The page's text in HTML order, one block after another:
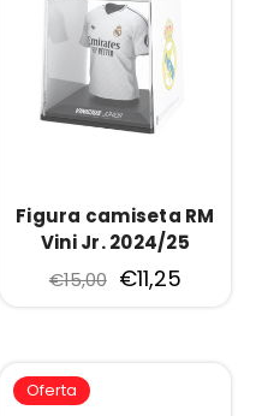
Figura camiseta RM
Vini Jr. 2024/25
€15,00 €11,25
Oferta